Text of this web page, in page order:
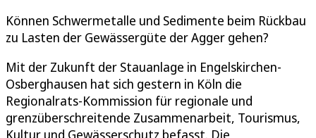
Können Schwermetalle und Sedimente beim Rückbau
zu Lasten der Gewässergüte der Agger gehen?
Mit der Zukunft der Stauanlage in Engelskirchen-
Osberghausen hat sich gestern in Köln die
Regionalrats-Kommission für regionale und
grenzüberschreitende Zusammenarbeit, Tourismus,
Kultur und Gewässerschutz befasst. Die